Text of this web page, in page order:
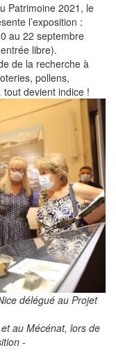
Patrimoine 2021, le
l’exposition :
au 22 septembre
libre).
de la recherche à
pollens,
devient indice !
délégué au Projet
au Mécénat, lors de
-